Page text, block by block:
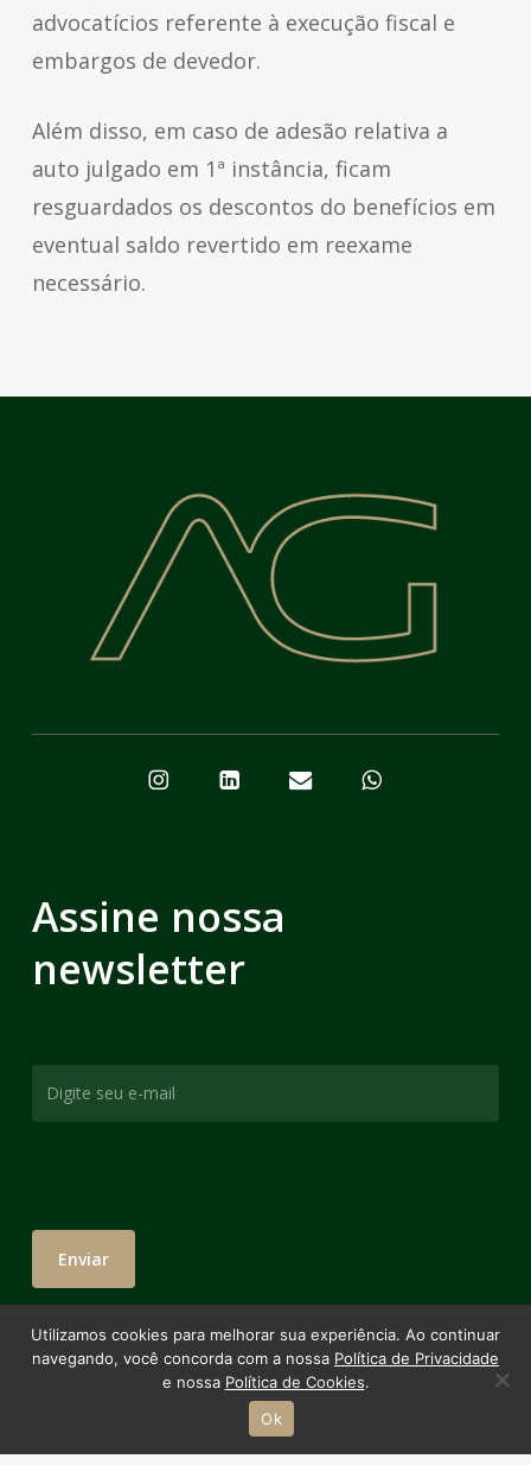
advocatícios referente à execução fiscal e
embargos de devedor.
Além disso, em caso de adesão relativa a
auto julgado em 1ª instância, ficam
resguardados os descontos do benefícios em
eventual saldo revertido em reexame
necessário.
Assine nossa
newsletter
Utilizamos cookies para melhorar sua experiência. Ao continuar
navegando, você concorda com a nossa Política de Privacidade
e nossa Política de Cookies.
Ok